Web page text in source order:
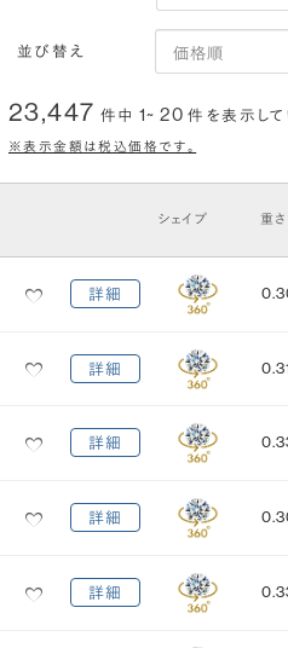
I
VS2 VS1 VVS2
カット(輝き)
Excellent 3EX
鑑定機関
研磨状態
EXCELLENT
NONE
並び替え
23,447 件中1~ 20件を表示し
※表示金額は税込価格です。
シェイプ 重さ
詳細
詳細
詳細
詳細
詳細